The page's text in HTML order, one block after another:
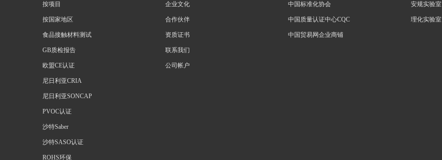
按项目
按国家地区
食品接触材料测试
GB质检报告
欧盟CE认证
尼日利亚CRIA
尼日利亚SONCAP
PVOC认证
沙特Saber
沙特SASO认证
ROHS环保
企业文化
合作伙伴
资质证书
联系我们
公司帐户
中国标准化协会
中国质量认证中心CQC
中国贸易网企业商铺
安规实验室
理化实验室